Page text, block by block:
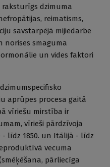
dzimuma
reimatisms,
savstarpējā mijiedarbe
norises smaguma
un vides faktori
aprūpes procesa gaitā
vīriešu mirstība ir
vīrieši pārdzīvoja
- līdz 1850. un Itālijā - līdz
vecuma
pārliecīga